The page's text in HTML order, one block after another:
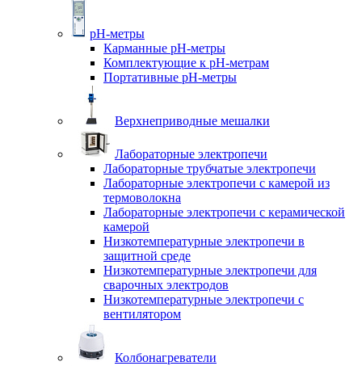
pH-метры
Карманные pH-метры
Комплектующие к pH-метрам
Портативные pH-метры
Верхнеприводные мешалки
Лабораторные электропечи
Лабораторные трубчатые электропечи
Лабораторные электропечи с камерой из
термоволокна
Лабораторные электропечи с керамической
камерой
Низкотемпературные электропечи в
защитной среде
Низкотемпературные электропечи для
cварочных электродов
Низкотемпературные электропечи с
вентилятором
Колбонагреватели